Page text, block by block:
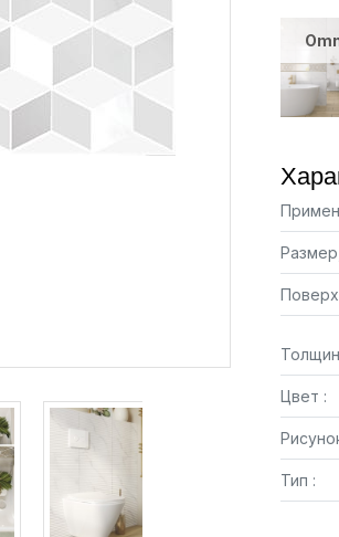
Цвет :
Тип :